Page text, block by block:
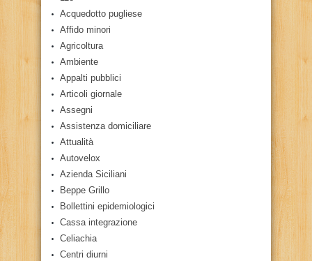
Acquedotto pugliese
Affido minori
Agricoltura
Ambiente
Appalti pubblici
Articoli giornale
Assegni
Assistenza domiciliare
Attualità
Autovelox
Azienda Siciliani
Beppe Grillo
Bollettini epidemiologici
Cassa integrazione
Celiachia
Centri diurni